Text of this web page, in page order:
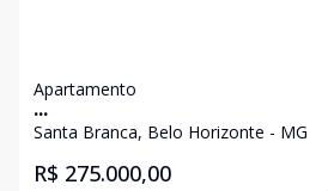
Apartamento
...
Santa Branca, Belo Horizonte - MG
R$ 275.000,00